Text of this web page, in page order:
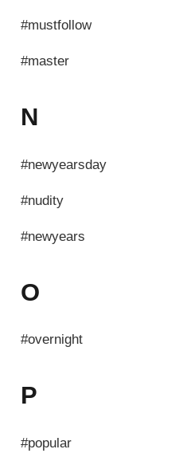
#mustfollow
#master
N
#newyearsday
#nudity
#newyears
O
#overnight
P
#popular